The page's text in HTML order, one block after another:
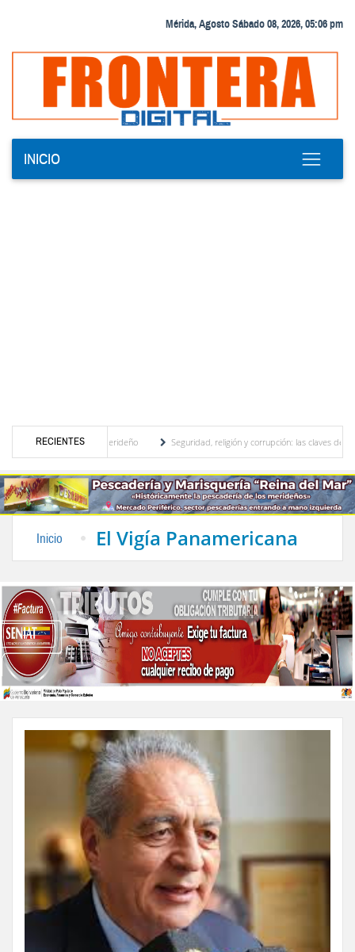
Mérida, Agosto Sábado 08, 2026, 05:06 pm
INICIO
RECIENTES
motor turístico merideño
Seguridad, religión y corrupción: las claves del
Inicio El Vigía Panamericana